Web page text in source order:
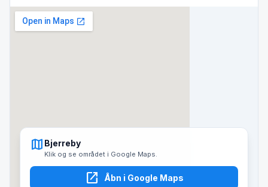
map Bjerreby
Klik og se området i Google Maps.
open_in_new Åbn i Google Maps